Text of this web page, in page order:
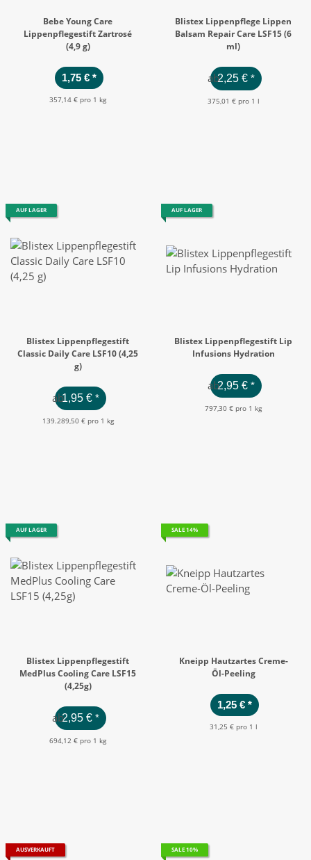
Bebe Young Care
Lippenpflegestift Zartrosé
(4,9 g)
1,75 €*
357,14 € pro 1 kg
Blistex Lippenpflege Lippen
Balsam Repair Care LSF15 (6
ml)
ab2,25 €*
375,01 € pro 1 l
AUF LAGER
Blistex Lippenpflegestift
Classic Daily Care LSF10 (4,25
g)
ab1,95 €*
139.289,50 € pro 1 kg
AUF LAGER
Blistex Lippenpflegestift Lip
Infusions Hydration
ab2,95 €*
797,30 € pro 1 kg
AUF LAGER
Blistex Lippenpflegestift
MedPlus Cooling Care LSF15
(4,25g)
ab2,95 €*
694,12 € pro 1 kg
SALE 14%
Kneipp Hautzartes Creme-
Öl-Peeling
1,25 €*
31,25 € pro 1 l
AUSVERKAUFT SALE 10%